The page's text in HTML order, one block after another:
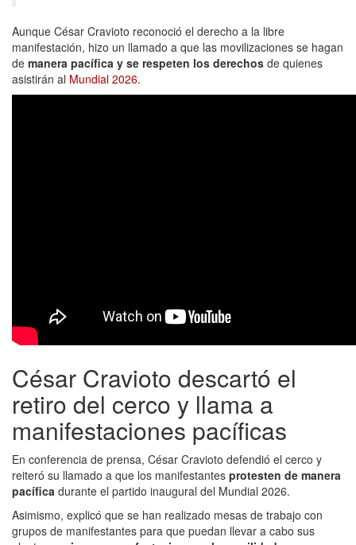
Aunque César Cravioto reconoció el derecho a la libre
manifestación, hizo un llamado a que las movilizaciones se hagan
de manera pacífica y se respeten los derechos de quienes
asistirán al Mundial 2026.
César Cravioto descartó el
retiro del cerco y llama a
manifestaciones pacíficas
En conferencia de prensa, César Cravioto defendió el cerco y
reiteró su llamado a que los manifestantes protesten de manera
pacífica durante el partido inaugural del Mundial 2026.
Asimismo, explicó que se han realizado mesas de trabajo con
grupos de manifestantes para que puedan llevar a cabo sus